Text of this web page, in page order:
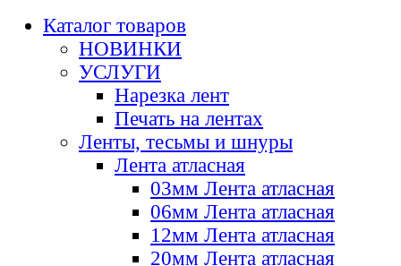
Каталог товаров
НОВИНКИ
УСЛУГИ
Нарезка лент
Печать на лентах
Ленты, тесьмы и шнуры
Лента атласная
03мм Лента атласная
06мм Лента атласная
12мм Лента атласная
20мм Лента атласная